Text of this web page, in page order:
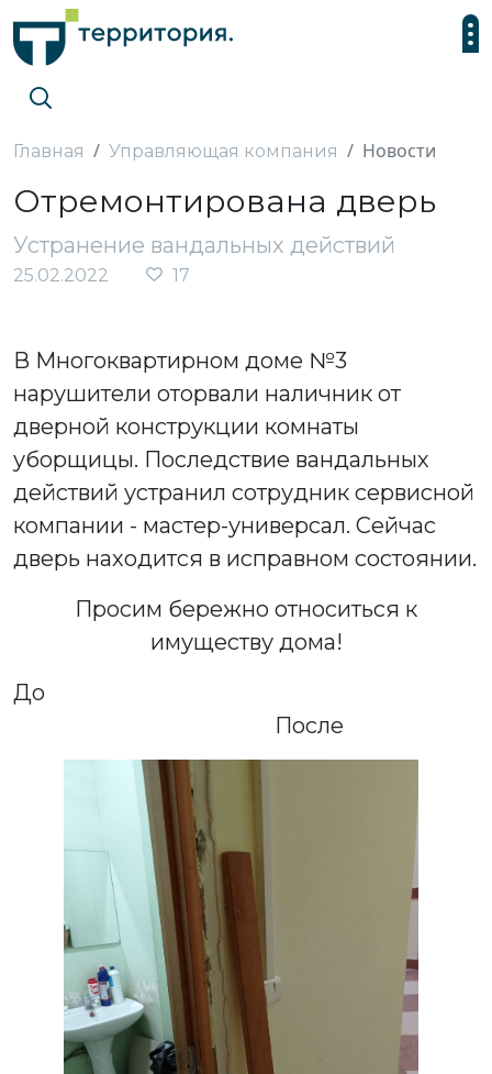
Главная Управляющая компания Новости
Отремонтирована дверь
Устранение вандальных действий
25.02.2022 17
В Многоквартирном доме №3
нарушители оторвали наличник от
дверной конструкции комнаты
уборщицы. Последствие вандальных
действий устранил сотрудник сервисной
компании - мастер-универсал. Сейчас
дверь находится в исправном состоянии.
Просим бережно относиться к
имуществу дома!
До
После